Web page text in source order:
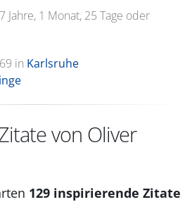
Jahre, 1 Monat, 25 Tage oder
in Karlsruhe
von Oliver
129 inspirierende Zitate